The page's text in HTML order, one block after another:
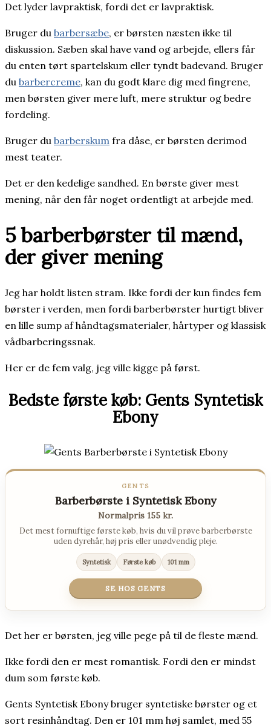
Det lyder lavpraktisk, fordi det er lavpraktisk.
Bruger du barbersæbe, er børsten næsten ikke til
diskussion. Sæben skal have vand og arbejde, ellers får
du enten tørt spartelskum eller tyndt badevand. Bruger
du barbercreme, kan du godt klare dig med fingrene,
men børsten giver mere luft, mere struktur og bedre
fordeling.
Bruger du barberskum fra dåse, er børsten derimod
mest teater.
Det er den kedelige sandhed. En børste giver mest
mening, når den får noget ordentligt at arbejde med.
5 barberbørster til mænd,
der giver mening
Jeg har holdt listen stram. Ikke fordi der kun findes fem
børster i verden, men fordi barberbørster hurtigt bliver
en lille sump af håndtagsmaterialer, hårtyper og klassisk
vådbarberingssnak.
Her er de fem valg, jeg ville kigge på først.
Bedste første køb: Gents Syntetisk
Ebony
GENTS
Barberbørste i Syntetisk Ebony
Normalpris 155 kr.
Det mest fornuftige første køb, hvis du vil prøve barberbørste
uden dyrehår, høj pris eller unødvendig pleje.
Syntetisk Første køb 101 mm
SE HOS GENTS
Det her er børsten, jeg ville pege på til de fleste mænd.
Ikke fordi den er mest romantisk. Fordi den er mindst
dum som første køb.
Gents Syntetisk Ebony bruger syntetiske børster og et
sort resinhåndtag. Den er 101 mm høj samlet, med 55